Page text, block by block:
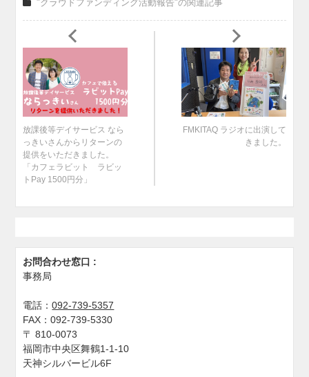
"クラウドファンディング活動報告"の関連記事
放課後等デイサービス なら
っきいさんからリターンの
提供をいただきました。
「カフェラビット ラビッ
トPay 1500円分」
FMKITAQ ラジオに出演して
きました。
お問合わせ窓口 :
事務局
電話：092-739-5357
FAX：092-739-5330
〒810-0073
福岡市中央区舞鶴1-1-10
天神シルバービル6F